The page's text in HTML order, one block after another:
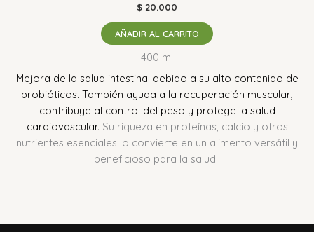
$ 20.000
AÑADIR AL CARRITO
400 ml
Mejora de la salud intestinal debido a su alto contenido de
probióticos. También ayuda a la recuperación muscular,
contribuye al control del peso y protege la salud
cardiovascular. Su riqueza en proteínas, calcio y otros
nutrientes esenciales lo convierte en un alimento versátil y
beneficioso para la salud.